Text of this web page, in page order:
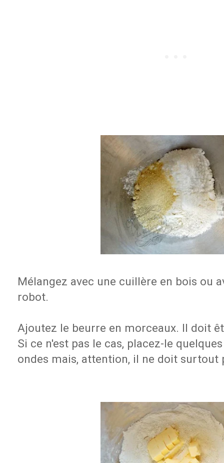
Mélangez avec une cuillère en bois ou
robot.
Ajoutez le beurre en morceaux. Il doit
Si ce n'est pas le cas, placez-le
ondes mais, attention, il ne doit surtout